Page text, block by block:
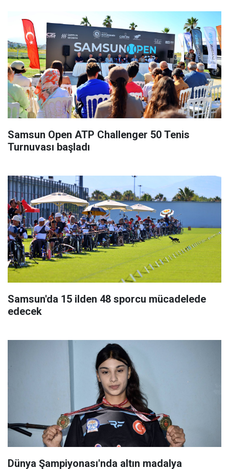
Samsun Open ATP Challenger 50 Tenis
Turnuvası başladı
Samsun'da 15 ilden 48 sporcu mücadelede
edecek
Dünya Şampiyonası'nda altın madalya